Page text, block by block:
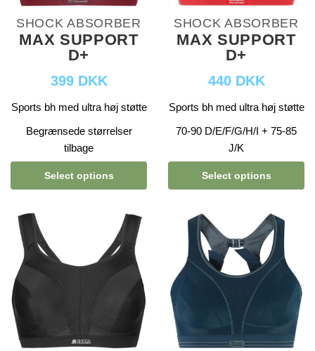
SHOCK ABSORBER
MAX SUPPORT
D+
399 DKK
Sports bh med ultra høj støtte
Begrænsede størrelser
tilbage
Select options
SHOCK ABSORBER
MAX SUPPORT
D+
440 DKK
Sports bh med ultra høj støtte
70-90 D/E/F/G/H/I + 75-85
J/K
Select options